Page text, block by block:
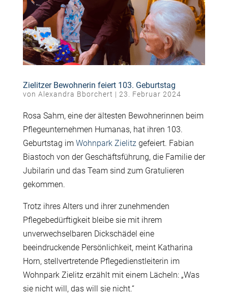
Zielitzer Bewohnerin feiert 103. Geburtstag
von Alexandra Bborchert | 23. Februar 2024
Rosa Sahm, eine der ältesten Bewohnerinnen beim
Pflegeunternehmen Humanas, hat ihren 103.
Geburtstag im Wohnpark Zielitz gefeiert. Fabian
Biastoch von der Geschäftsführung, die Familie der
Jubilarin und das Team sind zum Gratulieren
gekommen.
Trotz ihres Alters und ihrer zunehmenden
Pflegebedürftigkeit bleibe sie mit ihrem
unverwechselbaren Dickschädel eine
beeindruckende Persönlichkeit, meint Katharina
Horn, stellvertretende Pflegedienstleiterin im
Wohnpark Zielitz erzählt mit einem Lächeln: „Was
sie nicht will, das will sie nicht.“